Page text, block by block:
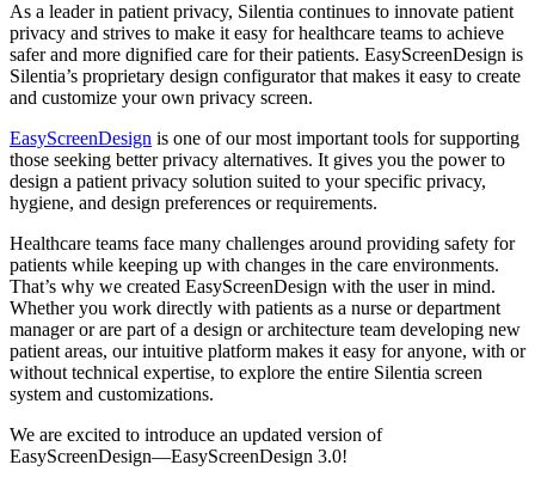
As a leader in patient privacy, Silentia continues to innovate patient
privacy and strives to make it easy for healthcare teams to achieve
safer and more dignified care for their patients. EasyScreenDesign is
Silentia’s proprietary design configurator that makes it easy to create
and customize your own privacy screen.
EasyScreenDesign is one of our most important tools for supporting
those seeking better privacy alternatives. It gives you the power to
design a patient privacy solution suited to your specific privacy,
hygiene, and design preferences or requirements.
Healthcare teams face many challenges around providing safety for
patients while keeping up with changes in the care environments.
That’s why we created EasyScreenDesign with the user in mind.
Whether you work directly with patients as a nurse or department
manager or are part of a design or architecture team developing new
patient areas, our intuitive platform makes it easy for anyone, with or
without technical expertise, to explore the entire Silentia screen
system and customizations.
We are excited to introduce an updated version of
EasyScreenDesign—EasyScreenDesign 3.0!